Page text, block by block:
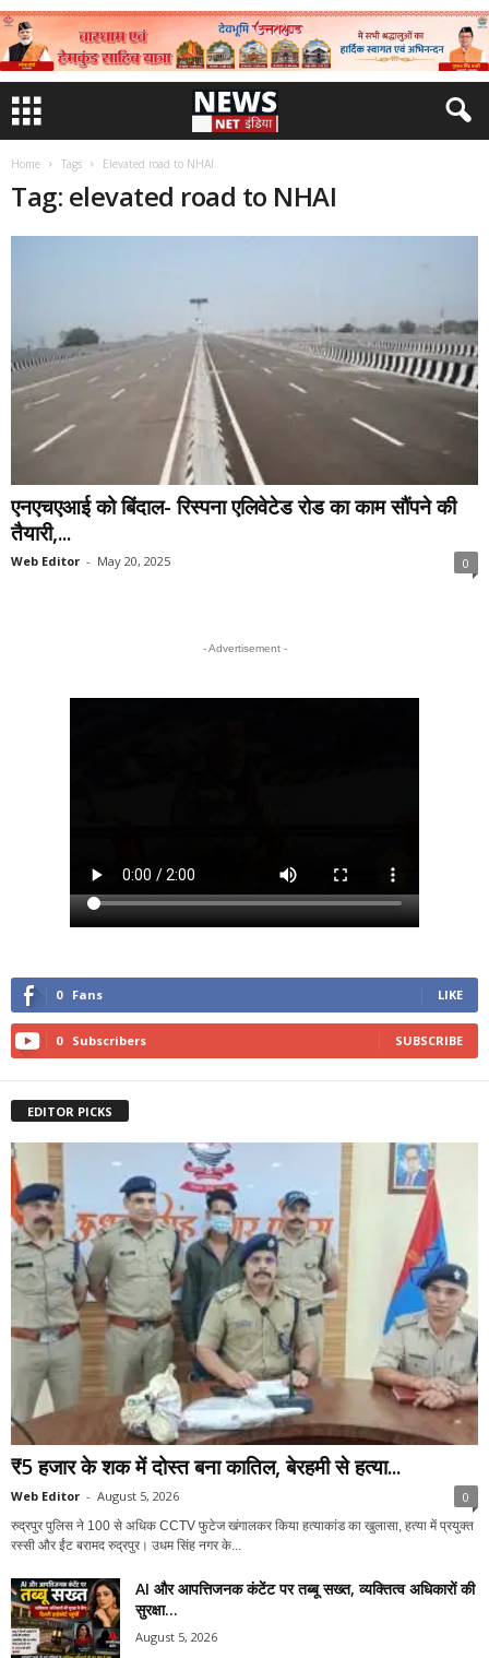
Home Tags Elevated road to NHAI
Tag: elevated road to NHAI
एनएचएआई को बिंदाल- रिस्पना एलिवेटेड रोड का काम सौंपने की
तैयारी,...
Web Editor - May 20, 2025 0
- Advertisement -
0 Fans LIKE
0 Subscribers SUBSCRIBE
EDITOR PICKS
₹5 हजार के शक में दोस्त बना कातिल, बेरहमी से हत्या...
Web Editor - August 5, 2026 0
रुद्रपुर पुलिस ने 100 से अधिक CCTV फुटेज खंगालकर किया हत्याकांड का खुलासा, हत्या में प्रयुक्त
रस्सी और ईंट बरामद रुद्रपुर। उधम सिंह नगर के...
AI और आपत्तिजनक कंटेंट पर तब्बू सख्त, व्यक्तित्व अधिकारों की
सुरक्षा...
August 5, 2026